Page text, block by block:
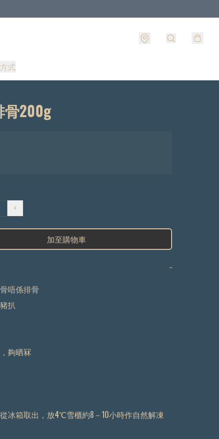
式
200g
+
加至購物車
−
唔係排骨
扒
夠晒冧
冰箱取出，放4℃雪櫃約8－10小時作自然解凍